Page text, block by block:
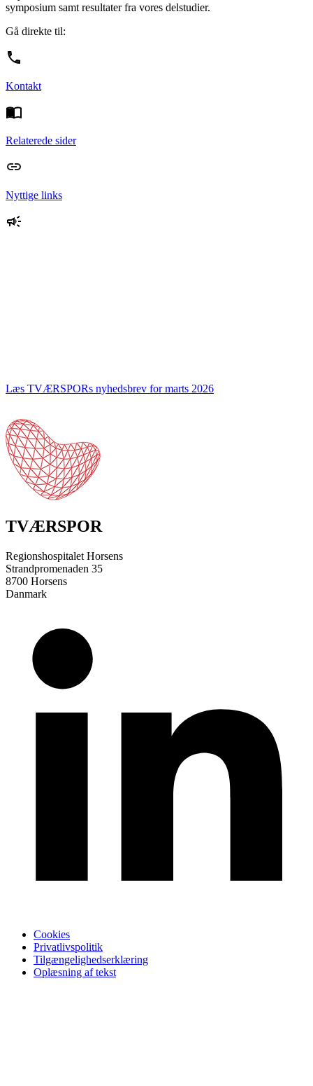
symposium samt resultater fra vores delstudier.
Gå direkte til:
Kontakt
Relaterede sider
Nyttige links
Læs TVÆRSPORs nyhedsbrev for marts 2026
TVÆRSPOR
Regionshospitalet Horsens
Strandpromenaden 35
8700 Horsens
Danmark
Cookies
Privatlivspolitik
Tilgængelighedserklæring
Oplæsning af tekst